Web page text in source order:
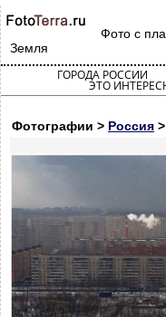
Фото с
Земля
ГОРОДА РОССИИ
ЭТО
Фотографии > Россия >